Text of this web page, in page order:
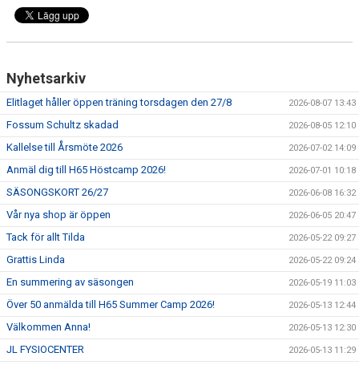
MATCHER
TRÄNINGSTIDER
MEDLEMSAVGIFTER 2026/2027
HANDBOLLSAKADEMIN
IDROTTSFÖRSÄKRINGAR
Nyhetsarkiv
Elitlaget håller öppen träning torsdagen den 27/8 2026-08-07 13:43
Fossum Schultz skadad 2026-08-05 12:10
Kallelse till Årsmöte 2026 2026-07-02 14:09
Anmäl dig till H65 Höstcamp 2026! 2026-07-01 10:18
SÄSONGSKORT 26/27 2026-06-08 16:32
Vår nya shop är öppen 2026-06-05 20:47
Tack för allt Tilda 2026-05-22 09:27
Grattis Linda 2026-05-22 09:24
En summering av säsongen 2026-05-19 11:03
Över 50 anmälda till H65 Summer Camp 2026! 2026-05-13 12:44
Välkommen Anna! 2026-05-13 12:30
JL FYSIOCENTER 2026-05-13 11:29